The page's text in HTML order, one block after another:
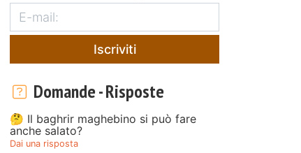
Iscriviti
Domande - Risposte
🤔 Il baghrir maghebino si può fare
anche salato?
Dai una risposta